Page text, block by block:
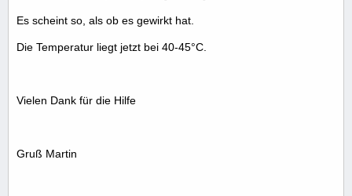
Es scheint so, als ob es gewirkt hat.
Die Temperatur liegt jetzt bei 40-45°C.
Vielen Dank für die Hilfe
Gruß Martin